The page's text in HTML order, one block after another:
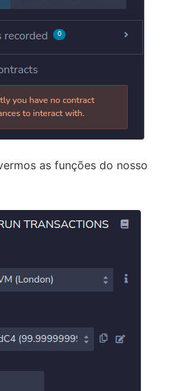
as funções do nosso